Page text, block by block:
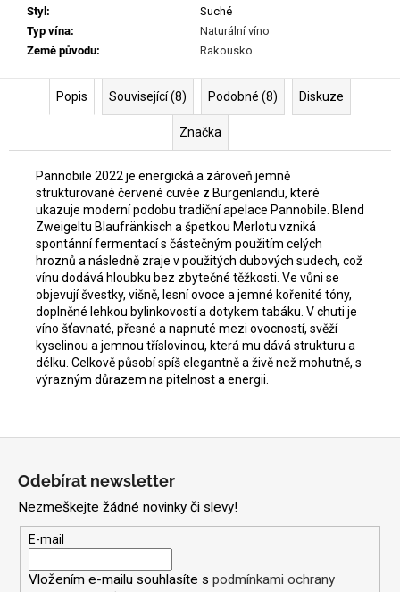
Styl :
Suché
Typ vína:
Naturální víno
Země původu: Rakousko
Popis Související (8) Podobné (8) Diskuze
Značka
Pannobile 2022 je energická a zároveň jemně
strukturované červené cuvée z Burgenlandu, které
ukazuje moderní podobu tradiční apelace Pannobile. Blend
Zweigeltu Blaufränkisch a špetkou Merlotu vzniká
spontánní fermentací s částečným použitím celých
hroznů a následně zraje v použitých dubových sudech, což
vínu dodává hloubku bez zbytečné těžkosti. Ve vůni se
objevují švestky, višně, lesní ovoce a jemné kořenité tóny,
doplněné lehkou bylinkovostí a dotykem tabáku. V chuti je
víno šťavnaté, přesné a napnuté mezi ovocností, svěží
kyselinou a jemnou tříslovinou, která mu dává strukturu a
délku. Celkově působí spíš elegantně a živě než mohutně, s
výrazným důrazem na pitelnost a energii.
Odebírat newsletter
Nezmeškejte žádné novinky či slevy!
E-mail
Vložením e-mailu souhlasíte s podmínkami ochrany